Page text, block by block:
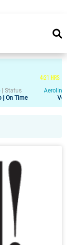
4:21 HRS
Status
| On Time